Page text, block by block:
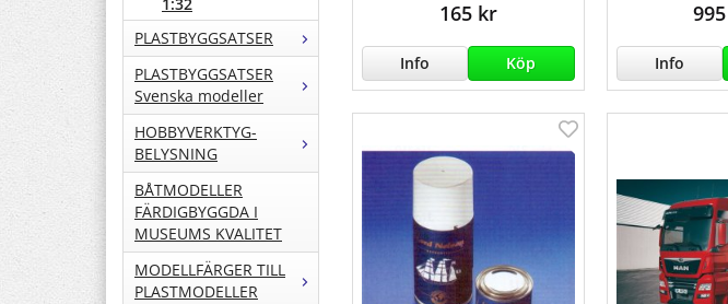
1:32
PLASTBYGGSATSER
PLASTBYGGSATSER
Svenska modeller
HOBBYVERKTYG-
BELYSNING
BÅTMODELLER
FÄRDIGBYGGDA I
MUSEUMS KVALITET
MODELLFÄRGER TILL
PLASTMODELLER
165 kr
Info Köp Info